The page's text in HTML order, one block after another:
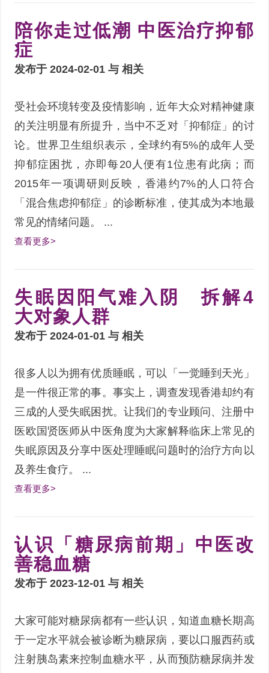
陪你走过低潮 中医治疗抑郁
症
发布于 2024-02-01 与相关
受社会环境转变及疫情影响，近年大众对精神健康
的关注明显有所提升，当中不乏对「抑郁症」的讨
论。世界卫生组织表示，全球约有5%的成年人受
抑郁症困扰，亦即每20人便有1位患有此病；而
2015年一项调研则反映，香港约7%的人口符合
「混合焦虑抑郁症」的诊断标准，使其成为本地最
常见的情绪问题。 ...
查看更多>
失眠因阳气难入阴 拆解4
大对象人群
发布于 2024-01-01 与相关
很多人以为拥有优质睡眠，可以「一觉睡到天光」
是一件很正常的事。事实上，调查发现香港却约有
三成的人受失眠困扰。让我们的专业顾问、注册中
医欧国贤医师从中医角度为大家解释临床上常见的
失眠原因及分享中医处理睡眠问题时的治疗方向以
及养生食疗。 ...
查看更多>
认识「糖尿病前期」中医改
善稳血糖
发布于 2023-12-01 与相关
大家可能对糖尿病都有一些认识，知道血糖长期高
于一定水平就会被诊断为糖尿病，要以口服西药或
注射胰岛素来控制血糖水平，从而预防糖尿病并发